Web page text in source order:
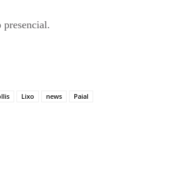
presencial.
Lixo news Paial